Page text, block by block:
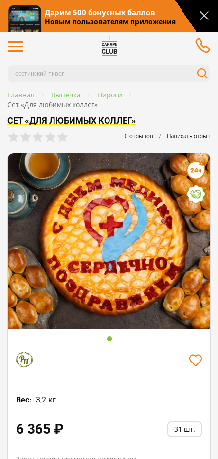
Дарим 500 бонусных баллов
Новым пользователям приложения
Главная Выпечка
Пироги
Сет «Для любимых коллег»
СЕТ «ДЛЯ ЛЮБИМЫХ КОЛЛЕГ»
0 отзывов / Написать отзыв
Вес: 3,2 кг
31 шт.
6 365 ₽